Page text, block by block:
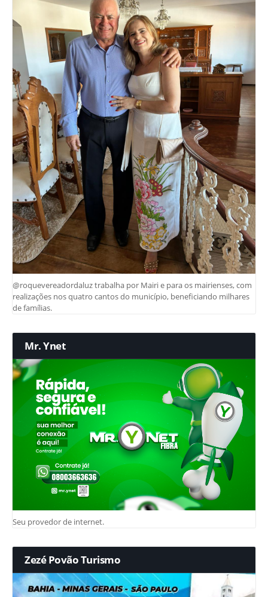
@roquevereadordaluz trabalha por Mairi e para os mairienses, com
realizações nos quatro cantos do município, beneficiando milhares
de famílias.
Mr. Ynet
Seu provedor de internet.
Zezé Povão Turismo